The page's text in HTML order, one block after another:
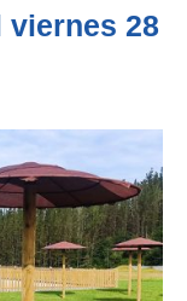
viernes 28